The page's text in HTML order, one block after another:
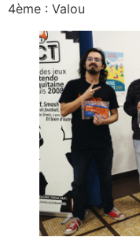
4ème : Valou